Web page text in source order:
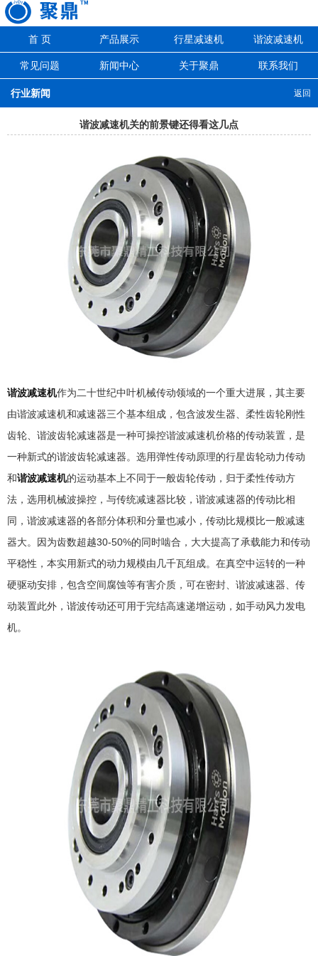
首 页 产品展示 行星减速机 谐波减速机
常见问题 新闻中心 关于聚鼎 联系我们
返回
行业新闻
谐波减速机关的前景键还得看这几点
谐波减速机作为二十世纪中叶机械传动领域的一个重大进展，其主要
由谐波减速机和减速器三个基本组成，包含波发生器、柔性齿轮刚性
齿轮、谐波齿轮减速器是一种可操控谐波减速机价格的传动装置，是
一种新式的谐波齿轮减速器。选用弹性传动原理的行星齿轮动力传动
和谐波减速机的运动基本上不同于一般齿轮传动，归于柔性传动方
法，选用机械波操控，与传统减速器比较，谐波减速器的传动比相
同，谐波减速器的各部分体积和分量也减小，传动比规模比一般减速
器大。因为齿数超越30-50%的同时啮合，大大提高了承载能力和传动
平稳性，本实用新式的动力规模由几千瓦组成。在真空中运转的一种
硬驱动安排，包含空间腐蚀等有害介质，可在密封、谐波减速器、传
动装置此外，谐波传动还可用于完结高速递增运动，如手动风力发电
机。